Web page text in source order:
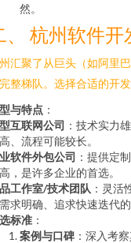
然。
、 杭州软件
汇聚了从巨头（如阿里
整梯队。选择合适的开
与特点 ：
互联网公司 ：技术实力
、流程可能较长。
软件外包公司 ：提供定
，是许多企业的首选。
工作室/技术团队 ：灵活
求明确、追求快速迭代的
标准 ：
案例与口碑 ：深入考